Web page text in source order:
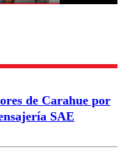
Enviar comentario
de Carahue por
SAE